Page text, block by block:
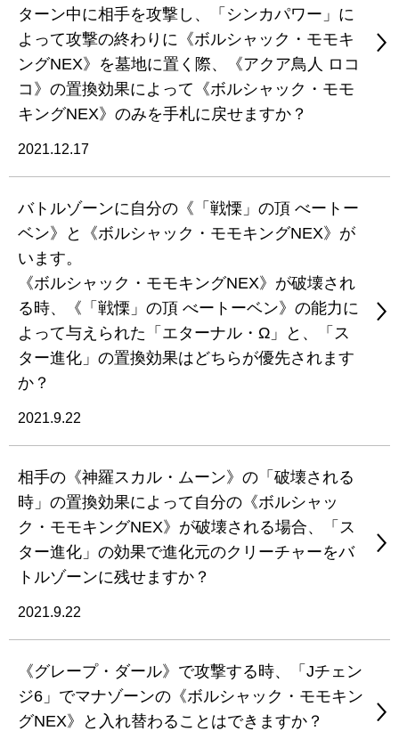
ターン中に相手を攻撃し、「シンカパワー」に
よって攻撃の終わりに《ボルシャック・モモキ
ングNEX》を墓地に置く際、《アクア鳥人 ロコ
コ》の置換効果によって《ボルシャック・モモ
キングNEX》のみを手札に戻せますか？
2021.12.17
バトルゾーンに自分の《「戦慄」の頂 べートー
ベン》と《ボルシャック・モモキングNEX》が
います。
《ボルシャック・モモキングNEX》が破壊され
る時、《「戦慄」の頂 べートーベン》の能力に
よって与えられた「エターナル・Ω」と、「ス
ター進化」の置換効果はどちらが優先されます
か？
2021.9.22
相手の《神羅スカル・ムーン》の「破壊される
時」の置換効果によって自分の《ボルシャッ
ク・モモキングNEX》が破壊される場合、「ス
ター進化」の効果で進化元のクリーチャーをバ
トルゾーンに残せますか？
2021.9.22
《グレープ・ダール》で攻撃する時、「Jチェン
ジ6」でマナゾーンの《ボルシャック・モモキン
グNEX》と入れ替わることはできますか？